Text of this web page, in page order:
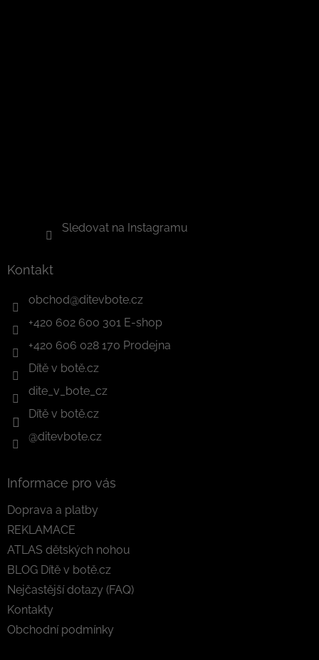
Sledovat na Instagramu
Kontakt
obchod@ditevbote.cz
+420 602 600 301 E-shop
+420 606 028 170 Prodejna
Dítě v botě.cz
dite_v_bote_cz
Dítě v botě.cz
@ditevbote.cz
Informace pro vás
Doprava a platby
REKLAMACE
ATLAS dětských nohou
BLOG Dítě v botě.cz
Nejčastější dotazy (FAQ)
Kontakty
Obchodní podmínky